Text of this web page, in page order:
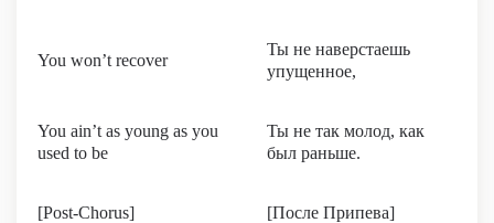
You won’t recover
Ты не наверстаешь
упущенное,
You ain’t as young as you
used to be
Ты не так молод, как
был раньше.
[Post-Chorus] [После Припева]